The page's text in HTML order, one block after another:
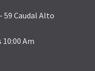
59 Caudal Alto
Am